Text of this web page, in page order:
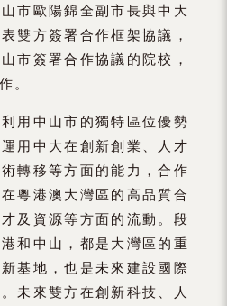
市歐陽錦全副市長與中大
雙方簽署合作框架協議，
市簽署合作協議的院校，
。
用中山市的獨特區位優勢
用中大在創新創業、人才
轉移等方面的能力，合作
粵港澳大灣區的高品質合
及資源等方面的流動。段
和中山，都是大灣區的重
基地，也是未來建設國際
未來雙方在創新科技、人